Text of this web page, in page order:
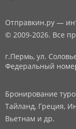
Отправкин.ру —
© 2009-2026. Все
г.Пермь, ул.
Федеральный
Бронирование
Тайланд, Греция,
Вьетнам и др.